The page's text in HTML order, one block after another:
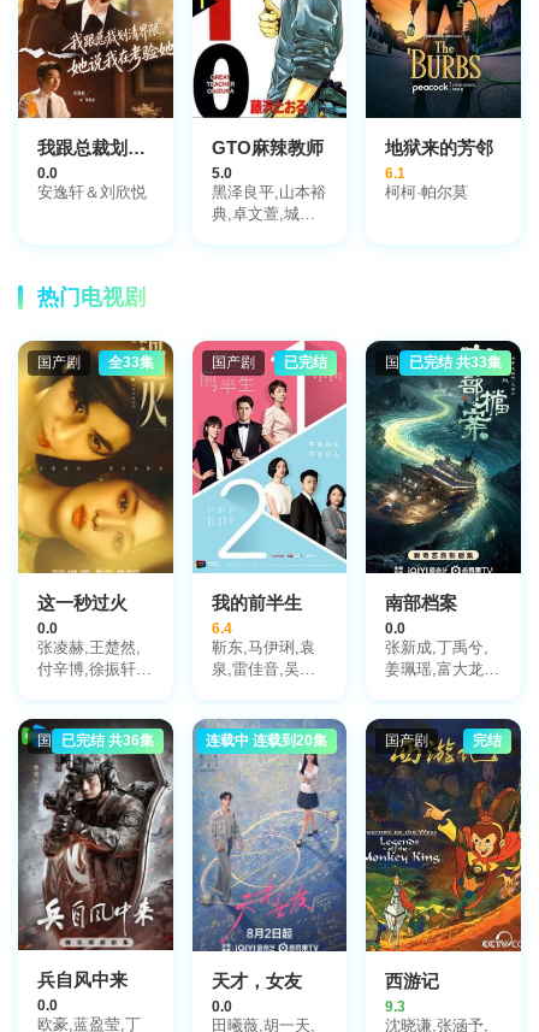
我跟总裁划清界限，她说我在考验她
0.0
安逸轩＆刘欣悦
GTO麻辣教师
5.0
黑泽良平,山本裕
典,卓文萱,城田
地狱来的芳邻
6.1
柯柯·帕尔莫
热门电视剧
国产剧 全33集
这一秒过火
0.0
张凌赫,王楚然,
付辛博,徐振轩,
莫愁,毛孩,鹿骐,
苇青,刘令姿,康
可人,陈东阳,黄
博远,斓曦,张弓,
金俊秀,陈欣予
国产剧 已完结
我的前半生
6.4
靳东,马伊琍,袁
泉,雷佳音,吴越,
婷,张棪琰,孔维,
栾元晖,侯岩松,
魏之皓,王天泽,
郑罗茜,宋允皓,
徐才根,啜妮,任
洛敏,张兰,茹天,
闵天浩,是安,郭
彤彤,陈冠宁,杨
梅,孙语涵,徐晟,
关雪盈,毕涵文,
凌孜,陆玲,程宏,
李宏磊,黄婧,谭
凯,于明加,任东
霖,张衣,黄澜
国产剧已完结 共33集
南部档案
0.0
张新成,丁禹兮,
姜珮瑶,富大龙,
正溪,韩栋,季肖
冰,徐振轩,程相,
应灏铭,曲高位,
寇振海,佟晨洁,
屠显智
国产剧已完结 共36集
兵自风中来
0.0
欧豪,蓝盈莹,丁
国产剧
连载中 连载到20集
天才，女友
0.0
田曦薇,胡一天,
国产剧 完结
西游记
9.3
沈晓谦,张涵予,